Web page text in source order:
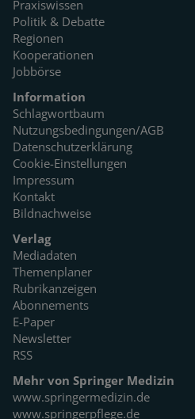
Praxiswissen
Politik & Debatte
Regionen
Kooperationen
Jobbörse
Information
Schlagwortbaum
Nutzungsbedingungen/AGB
Datenschutzerklärung
Cookie-Einstellungen
Impressum
Kontakt
Bildnachweise
Verlag
Mediadaten
Themenplaner
Rubrikanzeigen
Abonnements
E-Paper
Newsletter
RSS
Mehr von Springer Medizin
www.springermedizin.de
www.springerpflege.de